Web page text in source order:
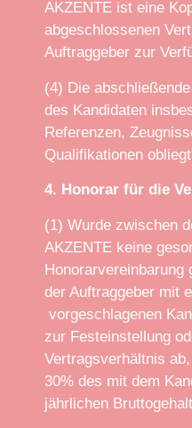
AKZENTE ist eine
abgeschlossenen
Auftraggeber zur
(4) Die
des Kandidaten
Referenzen,
Qualifikationen
4. Honorar für die
(1) Wurde zwischen
AKZENTE keine
Honorarvereinbarung
der Auftraggeber mit
vorgeschlagenen
zur Festeinstellung
Vertragsverhältnis
30% des mit dem
jährlichen